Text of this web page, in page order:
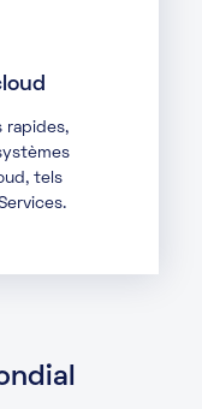
rapides,
tels